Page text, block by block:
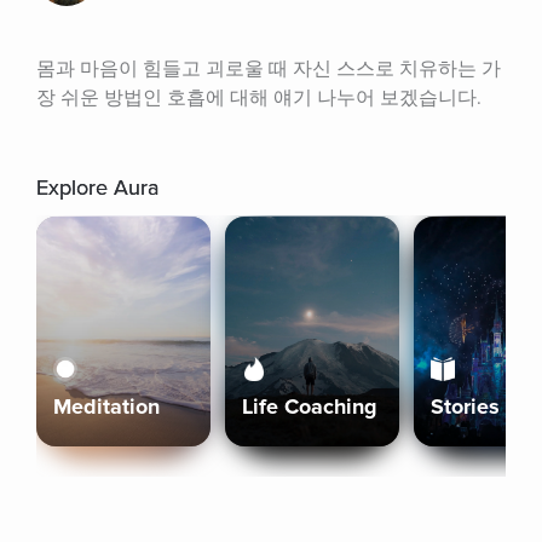
몸과 마음이 힘들고 괴로울 때 자신 스스로 치유하는 가
장 쉬운 방법인 호흡에 대해 얘기 나누어 보겠습니다.
Explore Aura
Meditation Life Coaching Stories